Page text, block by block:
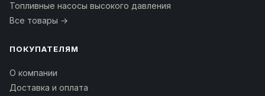
Топливные насосы высокого давления
Все товары →
ПОКУПАТЕЛЯМ
О компании
Доставка и оплата